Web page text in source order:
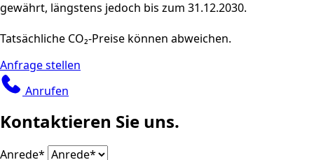
gewährt, längstens jedoch bis zum 31.12.2030.
Tatsächliche CO₂-Preise können abweichen.
Anfrage stellen
Anrufen
Kontaktieren Sie uns.
Anrede*